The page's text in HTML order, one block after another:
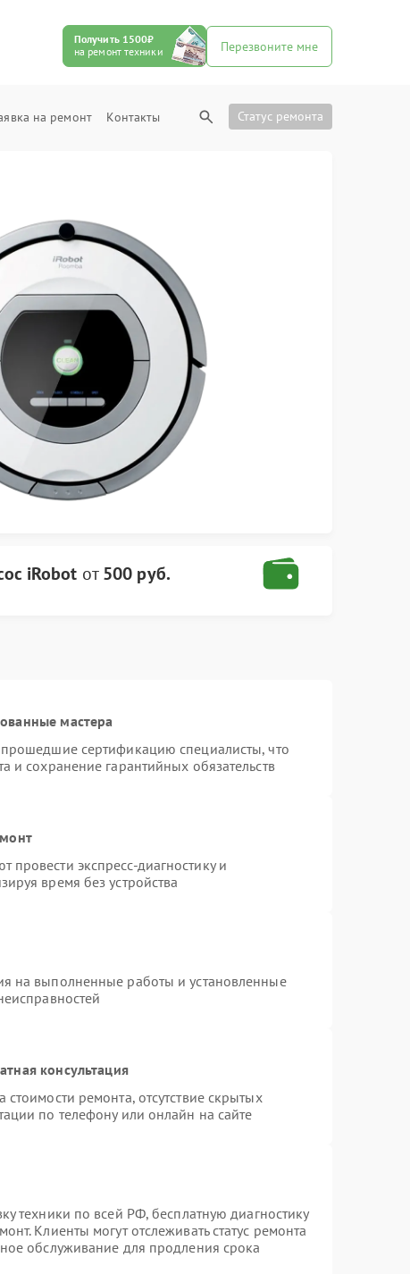
Получить 1500₽
на ремонт техники
Перезвоните мне
на ремонт Контакты Статус ремонта
iRobot от500 руб.
мастера
сертификацию специалисты, что
и сохранение гарантийных обязательств
экспресс-диагностику и
время без устройства
на выполненные работы и установленные
консультация
ремонта, отсутствие скрытых
по телефону или онлайн на сайте
техники по всей РФ, бесплатную диагностику
Клиенты могут отслеживать статус ремонта
обслуживание для продления срока